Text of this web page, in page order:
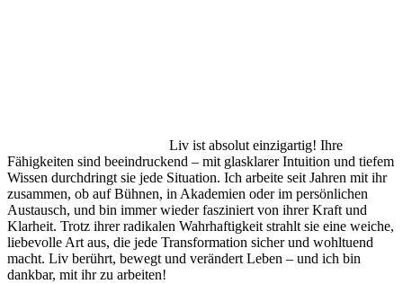
Liv ist absolut einzigartig! Ihre
Fähigkeiten sind beeindruckend – mit glasklarer Intuition und tiefem
Wissen durchdringt sie jede Situation. Ich arbeite seit Jahren mit ihr
zusammen, ob auf Bühnen, in Akademien oder im persönlichen
Austausch, und bin immer wieder fasziniert von ihrer Kraft und
Klarheit. Trotz ihrer radikalen Wahrhaftigkeit strahlt sie eine weiche,
liebevolle Art aus, die jede Transformation sicher und wohltuend
macht. Liv berührt, bewegt und verändert Leben – und ich bin
dankbar, mit ihr zu arbeiten!